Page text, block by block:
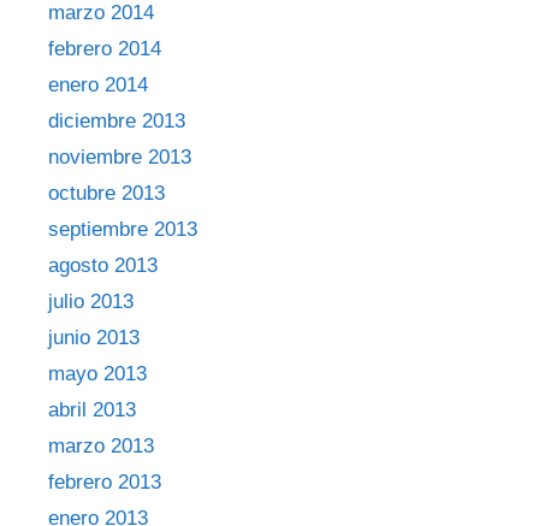
marzo 2014
febrero 2014
enero 2014
diciembre 2013
noviembre 2013
octubre 2013
septiembre 2013
agosto 2013
julio 2013
junio 2013
mayo 2013
abril 2013
marzo 2013
febrero 2013
enero 2013